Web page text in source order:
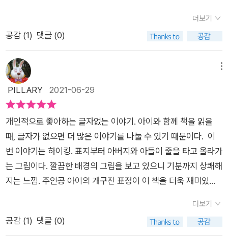
힌트는 이 책의 작가인 피트 오즈월드가 마지막 장에 남겼어요.
'아빠에게 그리고 아버지께'라고요.아마도 어린 시절에 아빠와 함
모든 상황을 내 마음대로 상상할 수 있다는 점이에요.책 속에 유
일한 글자는 모두 의성어예요. 이야옹! 찌익! 딸깍! 아작아작!
딱! 딱! 딱! 찰칵! 위하여! 갸르릉!소리만 들어도 뭔지 알 것 같
죠? 그림과 함께 보면 그 소리가 들리는 듯한 착각이 들어요. 실
제로 하이킹을 하게 되면 말수가 줄어들고 주변을 둘러보게 되는
데, 그림책을 보는 동안 하이킹을 하는 기분이 살짝 들더라고요.
아름다운 대자연 속에서 무슨 말이 필요하겠어요, 그냥 바라보면
되지...그건 부모와 아이 사이도 마찬가지인 것 같아요. 대화도 중
요하지만 가끔은 서로 바라보고 손을 잡아주면서 꼬옥 안아주는
런 면에서 더욱 더 적합하지 않을까 싶네요. 아빠와의 단 둘만의
여행을 아이들을 설레게 하는 강한 힘이 있는 것 같습니다. 엄마
행이 필요한 것 같아요. 이런 여행이야말로 아이를 한층 더 성장
시키고 아빠와의 관계 역시도 끈끈하게 만들어주는 보이지않는
무언가가 있다고 믿거든요. 이 책은 글은 의성어 정도만 나와 있
많은 것들을 생각하게 합니다. 저는 개인적으로 다리를 건너갈 때
아이가 잠시 주저하는 모습이 인상적이었습니다. 먼저 건너간 아
빠는 반대편에서 아이를 향한 응원과 격려를 보내고 있는 모습이
느껴지더라고요. 그리고 아빠를 믿고 아이는 다리를 건너고 아빠
는 그런 아이에게 잘했다면 손을 내밀어 주고 있는 것 같았습니
다. 책 곳곳에는 아침부터 설레어하며 아빠와 함께 길을 떠난 아
이의 모습이 보여집니다. 얼마나 좋아했을까 싶은 마음이 느껴지
더보기
공감 (1) 댓글 (0)
PILLARY 2021-06-29
개인적으로 좋아하는 글자없는 이야기. 아이와 함께 책을 읽을
때, 글자가 없으면 더 많은 이야기를 나눌 수 있기 때문이다. 이
번 이야기는 하이킹. 표지부터 아버지와 아들이 줄을 타고 올라가
는 그림이다. 깔끔한 배경의 그림을 보고 있으니 기분까지 상쾌해
지는 느낌. 주인공 아이의 개구진 표정이 이 책을 더욱 재미있게
아이의 방. 그 방에는 수많은 흔적이 있었는데, 보자마자 아이의
성격을 파악할 수 있을 정도였다. 아이가 좋아하는 것을 함께 해
더보기
공감 (1) 댓글 (0)